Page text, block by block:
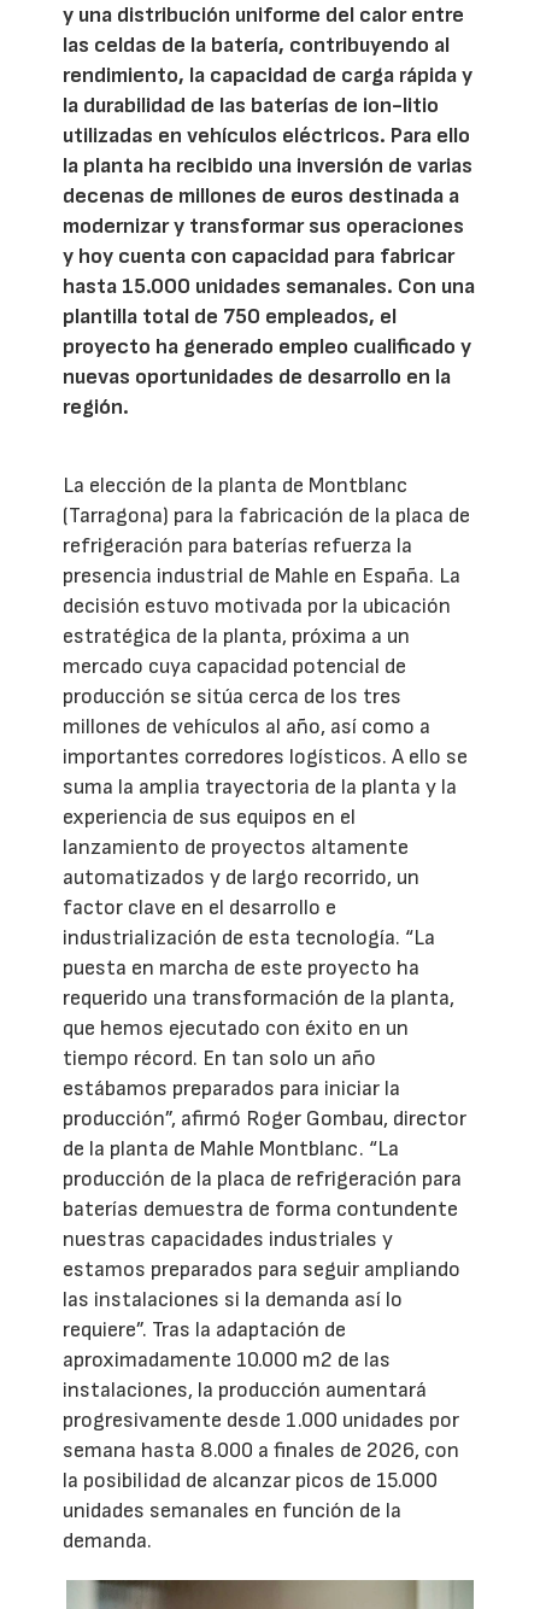
y una distribución uniforme del calor entre
las celdas de la batería, contribuyendo al
rendimiento, la capacidad de carga rápida y
la durabilidad de las baterías de ion-litio
utilizadas en vehículos eléctricos. Para ello
la planta ha recibido una inversión de varias
decenas de millones de euros destinada a
modernizar y transformar sus operaciones
y hoy cuenta con capacidad para fabricar
hasta 15.000 unidades semanales. Con una
plantilla total de 750 empleados, el
proyecto ha generado empleo cualificado y
nuevas oportunidades de desarrollo en la
región.
La elección de la planta de Montblanc
(Tarragona) para la fabricación de la placa de
refrigeración para baterías refuerza la
presencia industrial de Mahle en España. La
decisión estuvo motivada por la ubicación
estratégica de la planta, próxima a un
mercado cuya capacidad potencial de
producción se sitúa cerca de los tres
millones de vehículos al año, así como a
importantes corredores logísticos. A ello se
suma la amplia trayectoria de la planta y la
experiencia de sus equipos en el
lanzamiento de proyectos altamente
automatizados y de largo recorrido, un
factor clave en el desarrollo e
industrialización de esta tecnología. “La
puesta en marcha de este proyecto ha
requerido una transformación de la planta,
que hemos ejecutado con éxito en un
tiempo récord. En tan solo un año
estábamos preparados para iniciar la
producción”, afirmó Roger Gombau, director
de la planta de Mahle Montblanc. “La
producción de la placa de refrigeración para
baterías demuestra de forma contundente
nuestras capacidades industriales y
estamos preparados para seguir ampliando
las instalaciones si la demanda así lo
requiere”. Tras la adaptación de
aproximadamente 10.000 m2 de las
instalaciones, la producción aumentará
progresivamente desde 1.000 unidades por
semana hasta 8.000 a finales de 2026, con
la posibilidad de alcanzar picos de 15.000
unidades semanales en función de la
demanda.